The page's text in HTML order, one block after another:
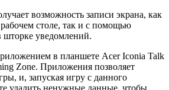
возможность записи экрана, как
столе, так и с помощью
шторке уведомлений.
в планшете Acer Iconia Talk
Zone. Приложения позволяет
и, запуская игру с данного
удалить ненужные данные, чтобы